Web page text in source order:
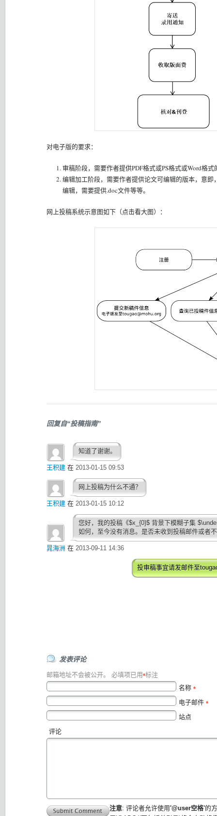
对电子版的要求：
审稿阶段，需要作者提供PDF格式或PS格式或Word格
编辑加工阶段，需要作者提供论文可编辑的版本，意即
编辑，需要提供.doc文件等等。
网上投稿系统示意图如下（点击看大图）：
回复自“投稿指南”
知道了谢谢。
王积建 在2013-01-15 09:53
网上投稿为什么不通？
王积建 在2013-01-15 10:12
您好，我的投稿《$x_{0}$ 背景下模糊子集
如何，至今没有消息。是否未收到投稿邮件或者
晁海洲 在2013-09-11 14:36
投审稿事宜请发邮件至
发表评论
邮箱地址不会被公开。 必填项已用*标注
名称*
电子邮件*
站点
评论
注意: 评论者允许使用'@user空格'的